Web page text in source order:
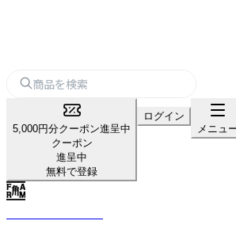
5,000円分クーポン進呈中
クーポン
進呈中
無料で登録
ログイン
メニュ